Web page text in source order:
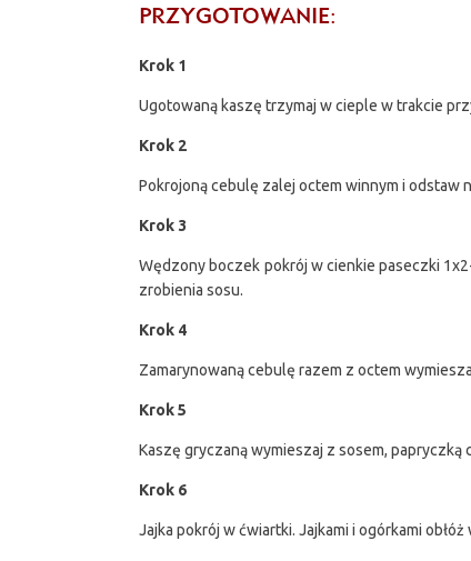
PRZYGOTOWANIE:
Krok 1
Ugotowaną kaszę trzymaj w cieple w trakcie
Krok 2
Pokrojoną cebulę zalej octem winnym i odstaw
Krok 3
Wędzony boczek pokrój w cienkie paseczki
zrobienia sosu.
Krok 4
Zamarynowaną cebulę razem z octem
Krok 5
Kaszę gryczaną wymieszaj z sosem, papryczką
Krok 6
Jajka pokrój w ćwiartki. Jajkami i ogórkami